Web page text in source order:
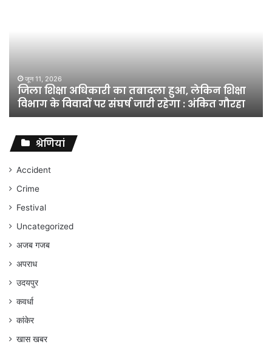
शिक्षा
विभाग
विवादों
संघर्ष
जारी
रहेगा
अंकित
गौरहा
जून 11, 2026
जिला शिक्षा अधिकारी का तबादला हुआ, लेकिन शिक्षा
विभाग के विवादों पर संघर्ष जारी रहेगा : अंकित गौरहा
श्रेणियां
Accident
Crime
Festival
Uncategorized
अजब गजब
अपराध
उदयपुर
कवर्धा
कांकेर
खास खबर